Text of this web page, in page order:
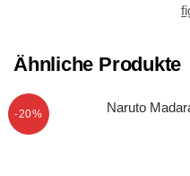
Ähnliche Produkte
-20%